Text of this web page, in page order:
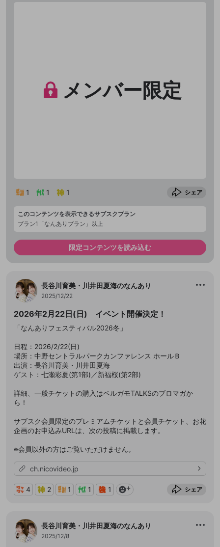
メンバー限定
1 1 1 シェア
このコンテンツを表示できるサブスクプラン
プラン1「なんありプラン」以上
限定コンテンツを読み込む
長谷川育美・川井田夏海のなんあり
2025/12/22
2026年2月22日(日) イベント開催決定！
「なんありフェスティバル2026冬」
日程：2026/2/22(日)
場所：中野セントラルパークカンファレンス ホールＢ
出演：長谷川育美・川井田夏海
ゲスト：七瀬彩夏(第1部)／新福桜(第2部)
詳細、一般チケットの購入はベルガモTALKSのブロマガか
ら！
サブスク会員限定のプレミアムチケットと会員チケット、お花
企画のお申込みURLは、次の投稿に掲載します。
※会員以外の方はご覧いただけません。
ch.nicovideo.jp
4 2 1 1 1 シェア
長谷川育美・川井田夏海のなんあり
2025/12/8